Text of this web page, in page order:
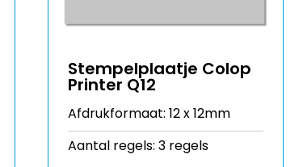
Stempelplaatje Colop
Printer Q12
Afdrukformaat: 12 x 12mm
Aantal regels: 3 regels